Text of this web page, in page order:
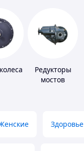
Редукторы
мостов
Здоровье